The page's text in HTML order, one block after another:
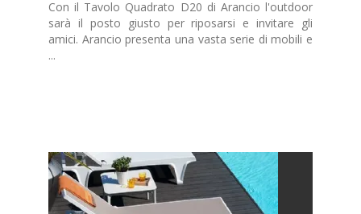
Con il Tavolo Quadrato D20 di Arancio l'outdoor
sarà il posto giusto per riposarsi e invitare gli
amici. Arancio presenta una vasta serie di mobili e
...